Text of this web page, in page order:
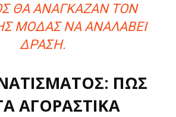
ΑΝΆΓΚΑΖΑΝ ΤΟΝ Κ
ΜΌΔΑΣ ΝΑ ΑΝΑΛΆΒΕΙ Δ
ΡΆΣΗ.
ΠΏΣ
ΑΓΟΡΑΣΤΙΚΆ